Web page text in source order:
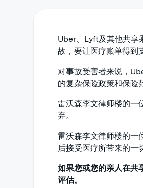
Uber、Lyft及其他共享
故，要让医疗账单得到
对事故受害者来说，
的复杂保险政策和保险
雷沃森李文律师楼的一
弃。
雷沃森李文律师楼的一
后接受医疗所带来的一
如果您或您的亲人在共
评估。